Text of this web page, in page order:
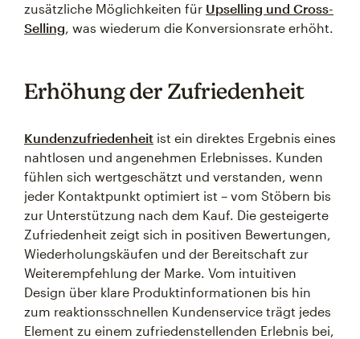
zusätzliche Möglichkeiten für Upselling und Cross-
Selling, was wiederum die Konversionsrate erhöht.
Erhöhung der Zufriedenheit
Kundenzufriedenheit ist ein direktes Ergebnis eines
nahtlosen und angenehmen Erlebnisses. Kunden
fühlen sich wertgeschätzt und verstanden, wenn
jeder Kontaktpunkt optimiert ist – vom Stöbern bis
zur Unterstützung nach dem Kauf. Die gesteigerte
Zufriedenheit zeigt sich in positiven Bewertungen,
Wiederholungskäufen und der Bereitschaft zur
Weiterempfehlung der Marke. Vom intuitiven
Design über klare Produktinformationen bis hin
zum reaktionsschnellen Kundenservice trägt jedes
Element zu einem zufriedenstellenden Erlebnis bei,